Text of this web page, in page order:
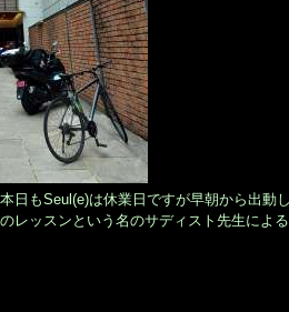
日もSeul(e)は休業日ですが早朝から出動し
レッスンという名のサディスト先生によ